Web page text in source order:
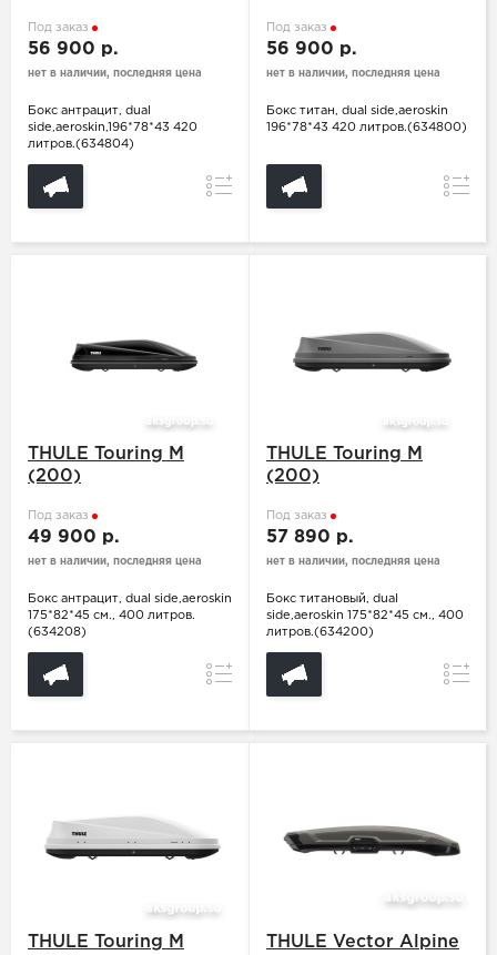
Под заказ
56 900 р.
нет в наличии, последняя цена
Бокс антрацит, dual
side,aeroskin,196*78*43 420
литров.(634804)
Сравнение
Под заказ
56 900 р.
нет в наличии, последняя цена
Бокс титан, dual side,aeroskin
196*78*43 420 литров.(634800)
THULE Touring M
(200)
Под заказ
49 900 р.
нет в наличии, последняя цена
Бокс антрацит, dual side,aeroskin
175*82*45 см., 400 литров.
(634208)
Сравнение
THULE Touring M
(200)
Под заказ
57 890 р.
нет в наличии, последняя цена
Бокс титановый, dual
side,aeroskin 175*82*45 см., 400
литров.(634200)
THULE Touring M
THULE Vector Alpine